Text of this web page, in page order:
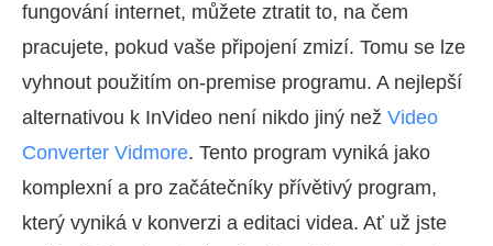
fungování internet, můžete ztratit to, na čem
pracujete, pokud vaše připojení zmizí. Tomu se lze
vyhnout použitím on-premise programu. A nejlepší
alternativou k InVideo není nikdo jiný než Video
Converter Vidmore. Tento program vyniká jako
komplexní a pro začátečníky přívětivý program,
který vyniká v konverzi a editaci videa. Ať už jste